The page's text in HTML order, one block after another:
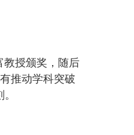
教授颁奖，随后
推动学科突破